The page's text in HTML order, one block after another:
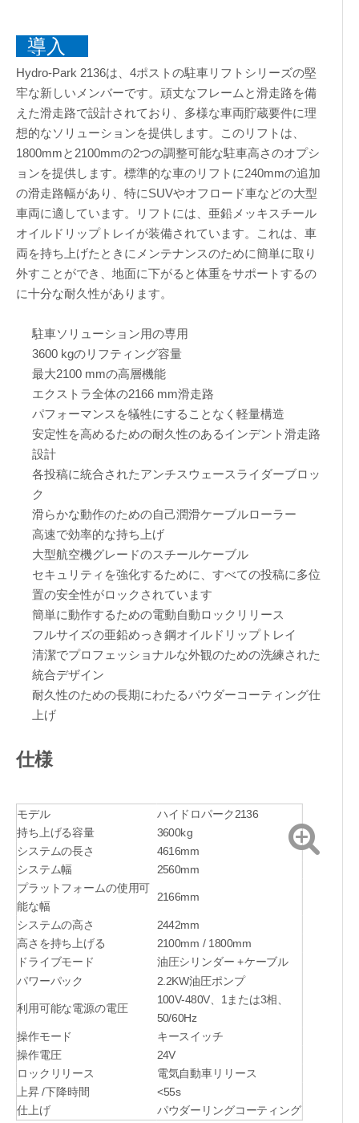
導入
Hydro-Park 2136は、4ポストの駐車リフトシリーズの堅
牢な新しいメンバーです。頑丈なフレームと滑走路を備
えた滑走路で設計されており、多様な車両貯蔵要件に理
想的なソリューションを提供します。このリフトは、
1800mmと2100mmの2つの調整可能な駐車高さのオプシ
ョンを提供します。標準的な車のリフトに240mmの追加
の滑走路幅があり、特にSUVやオフロード車などの大型
車両に適しています。リフトには、亜鉛メッキスチール
オイルドリップトレイが装備されています。これは、車
両を持ち上げたときにメンテナンスのために簡単に取り
外すことができ、地面に下がると体重をサポートするの
に十分な耐久性があります。
駐車ソリューション用の専用
3600 kgのリフティング容量
最大2100 mmの高層機能
エクストラ全体の2166 mm滑走路
パフォーマンスを犠牲にすることなく軽量構造
安定性を高めるための耐久性のあるインデント滑走路
設計
各投稿に統合されたアンチスウェースライダーブロッ
ク
滑らかな動作のための自己潤滑ケーブルローラー
高速で効率的な持ち上げ
大型航空機グレードのスチールケーブル
セキュリティを強化するために、すべての投稿に多位
置の安全性がロックされています
簡単に動作するための電動自動ロックリリース
フルサイズの亜鉛めっき鋼オイルドリップトレイ
清潔でプロフェッショナルな外観のための洗練された
統合デザイン
耐久性のための長期にわたるパウダーコーティング仕
上げ
仕様
モデル ハイドロパーク2136
持ち上げる容量
3600kg
システムの長さ
4616mm
システム幅
2560mm
プラットフォームの使用可
能な幅
2166mm
システムの高さ
2442mm
高さを持ち上げる
2100mm / 1800mm
ドライブモード
油圧シリンダー +ケーブル
パワーパック
2.2KW油圧ポンプ
利用可能な電源の電圧
100V-480V、1または3相、
50/60Hz
操作モード
キースイッチ
操作電圧
24V
ロックリリース
電気自動車リリース
上昇 /下降時間
<55s
仕上げ
パウダーリングコーティング